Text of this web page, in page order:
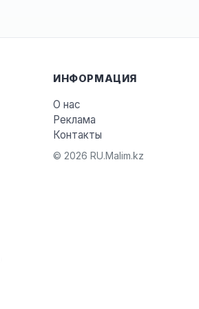
ИНФОРМАЦИЯ
О нас
Реклама
Контакты
© 2026 RU.Malim.kz